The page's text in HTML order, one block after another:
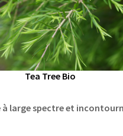
Tea Tree Bio
large spectre et